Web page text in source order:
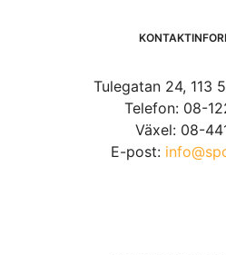
Tulegatan 24, 113
Telefon: 08-
Växel: 08-
E-post: